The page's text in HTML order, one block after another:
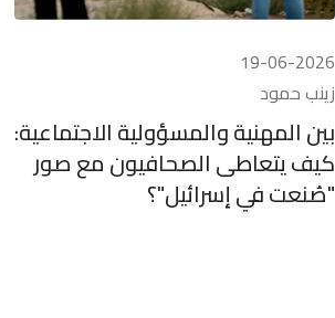
19-06-2026
زينب حمود
بين المهنية والمسؤولية الاجتماعية:
كيف يتعاطى الصحافيون مع صور
"صُنعت في إسرائيل"؟